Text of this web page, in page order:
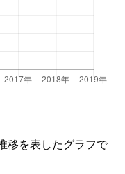
移を表したグラフで